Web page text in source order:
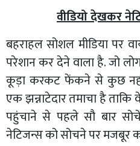
वीडियो देखकर
बहराहल सोशल मीडिया पर
परेशान कर देने वाला है. जो
कूड़ा करकट फेंकने से कुछ नहीं
एक झन्नाटेदार तमाचा है
पहुंचाने से पहले सौ बार
नेटिजन्स को सोचने पर मजबूर